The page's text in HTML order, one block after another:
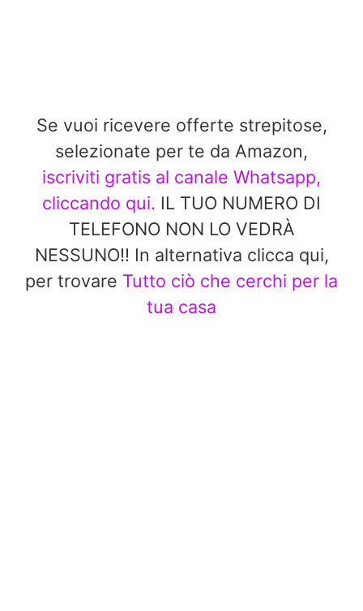
Se vuoi ricevere offerte strepitose,
selezionate per te da Amazon,
iscriviti gratis al canale Whatsapp,
cliccando qui. IL TUO NUMERO DI
TELEFONO NON LO VEDRÀ
NESSUNO!! In alternativa clicca qui,
per trovare Tutto ciò che cerchi per la
tua casa